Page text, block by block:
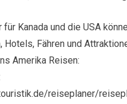
Kanada und die USA
Hotels, Fähren und
Amerika Reisen:
reiseplaner/